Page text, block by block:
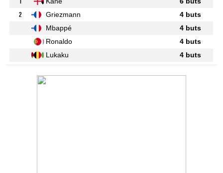
2
Griezmann
4 buts
Mbappé
4 buts
Ronaldo
4 buts
Lukaku
4 buts